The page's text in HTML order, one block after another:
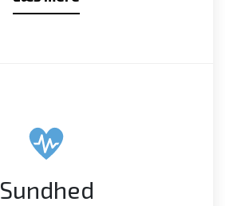
Sundhed